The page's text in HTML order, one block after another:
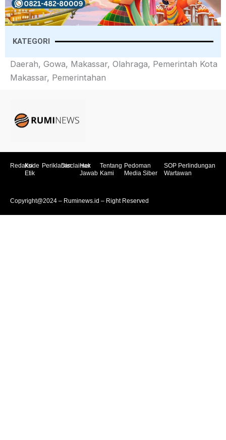
KATEGORI
Daerah, Gowa, Makassar, Olahraga, Pemerintah Kota
Makassar, Pemerintahan
RedaksiKode
Etik
PeriklananDisclaimer
Hak
Jawab
Tentang
Kami
Pedoman
Media Siber
SOP Perlindungan
Wartawan
Copyright@2024 – Ruminews.id – Right Reserved